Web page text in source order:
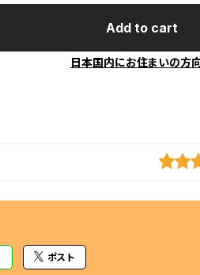
Add to cart
日本国内にお住まいの方
ポスト